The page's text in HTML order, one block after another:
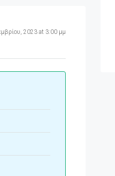
2023 at 3:00 μμ